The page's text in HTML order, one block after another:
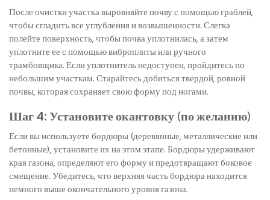
После очистки участка выровняйте почву с помощью граблей,
чтобы сгладить все углубления и возвышенности. Слегка
полейте поверхность, чтобы почва уплотнилась, а затем
уплотните ее с помощью виброплиты или ручного
трамбовщика. Если уплотнитель недоступен, пройдитесь по
небольшим участкам. Старайтесь добиться твердой, ровной
почвы, которая сохраняет свою форму под ногами.
Шаг 4: Установите окантовку (по желанию)
Если вы используете бордюры (деревянные, металлические или
бетонные), установите их на этом этапе. Бордюры удерживают
края газона, определяют его форму и предотвращают боковое
смещение. Убедитесь, что верхняя часть бордюра находится
немного выше окончательного уровня газона.